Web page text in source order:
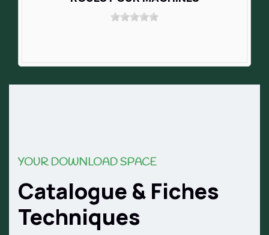
YOUR DOWNLOAD SPACE
Catalogue & Fiches
Techniques